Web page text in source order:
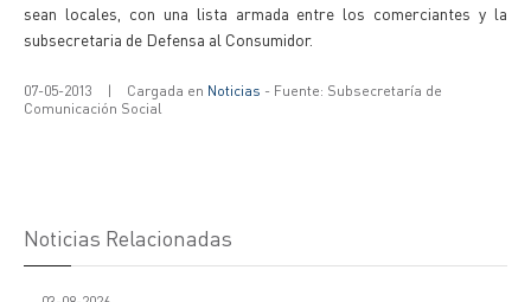
sean locales, con una lista armada entre los comerciantes y la
subsecretaria de Defensa al Consumidor.
07-05-2013 | Cargada en Noticias - Fuente: Subsecretaría de
Comunicación Social
Noticias Relacionadas